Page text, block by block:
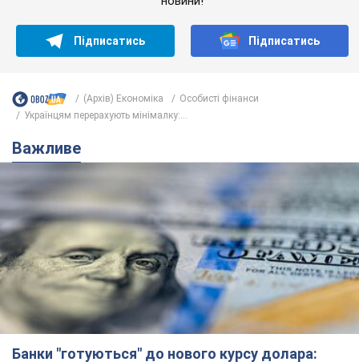
Підписатись Підписатись
(Архів) Економіка
Особисті фінанси
Українцям перерахують мінімалку:...
Важливе
Банки "готуються" до нового курсу долара: